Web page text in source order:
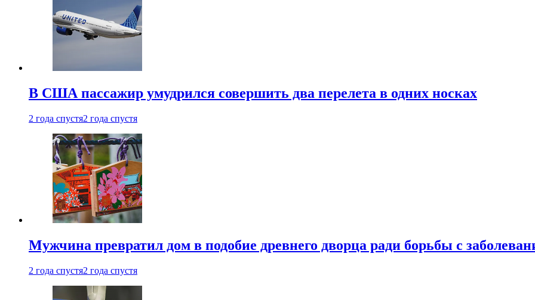
В США пассажир умудрился совершить два перелета в одних носках
2 года спустя2 года спустя
Мужчина превратил дом в подобие древнего дворца ради борьбы с
2 года спустя2 года спустя